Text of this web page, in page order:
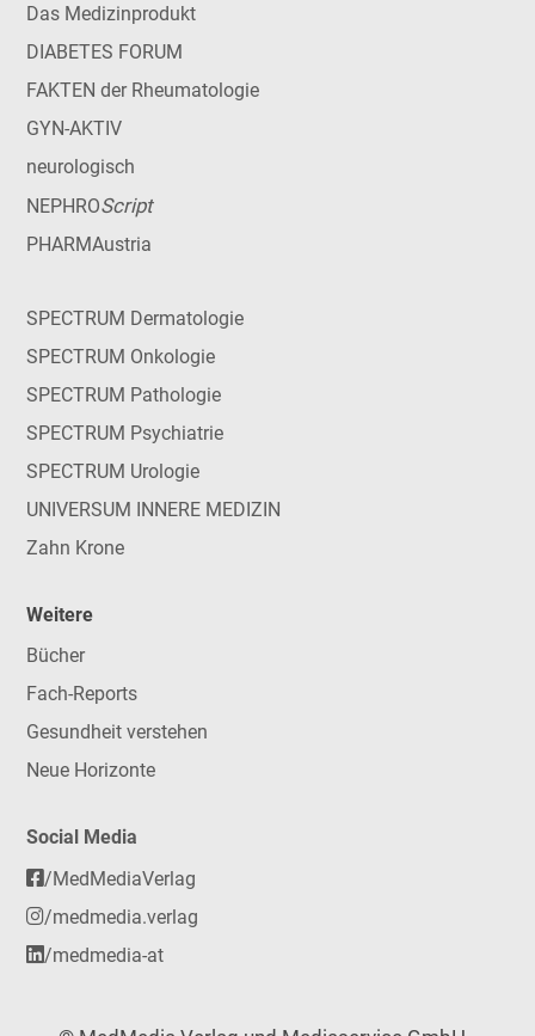
Das Medizinprodukt
DIABETES FORUM
FAKTEN der Rheumatologie
GYN-AKTIV
neurologisch
NEPHROScript
PHARMAustria
SPECTRUM Dermatologie
SPECTRUM Onkologie
SPECTRUM Pathologie
SPECTRUM Psychiatrie
SPECTRUM Urologie
UNIVERSUM INNERE MEDIZIN
Zahn Krone
Weitere
Bücher
Fach-Reports
Gesundheit verstehen
Neue Horizonte
Social Media
/MedMediaVerlag
/medmedia.verlag
/medmedia-at